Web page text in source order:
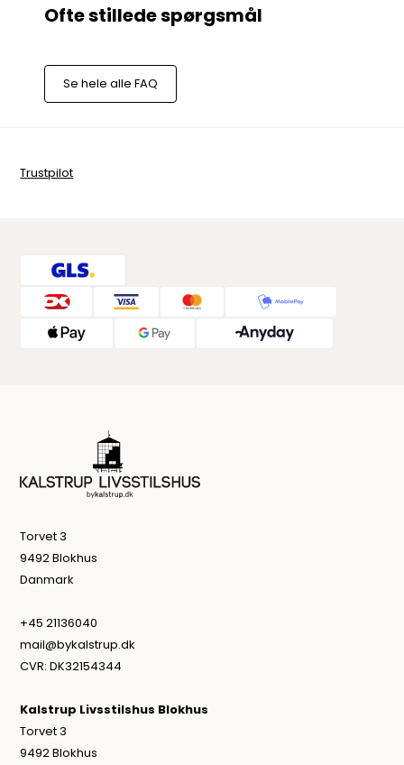
Se hele alle FAQ
Trustpilot
Torvet 3
9492 Blokhus
Danmark
+45 21136040
mail@bykalstrup.dk
CVR: DK32154344
Kalstrup Livsstilshus Blokhus
Torvet 3
9492 Blokhus